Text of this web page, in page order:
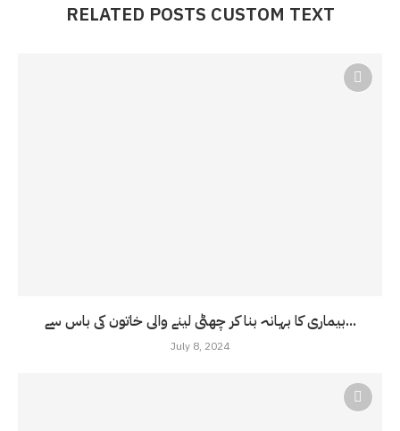
RELATED POSTS CUSTOM TEXT
بیماری کا بہانہ بنا کر چھٹی لینے والی خاتون کی باس سے...
July 8, 2024